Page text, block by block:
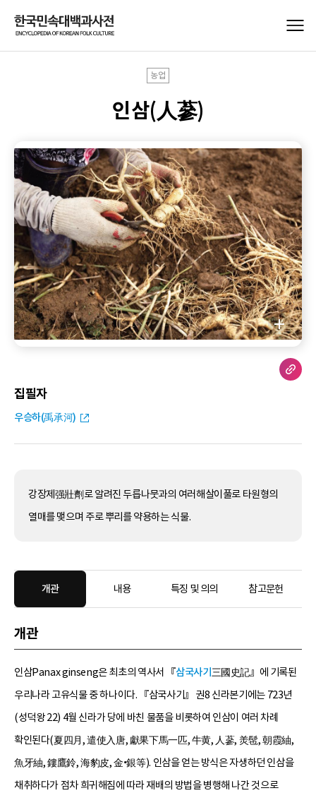
농업
인삼(人蔘)
집필자
우승하(禹承河)
강장제强壯劑로 알려진 두릅나뭇과의 여러해살이풀로 타원형의
열매를 맺으며 주로 뿌리를 약용하는 식물.
개관 내용 특징 및 의의 참고문헌
개관
인삼Panax ginseng은 최초의 역사서 『삼국사기 三國史記』에 기록된
우리나라 고유식물 중 하나이다. 『삼국사기』 권8 신라본기에는 723년
(성덕왕 22) 4월 신라가 당에 바친 물품을 비롯하여 인삼이 여러 차례
확인된다(夏四月, 遣使入唐, 獻果下馬一匹, 牛黄, 人蔘, 羙髢, 朝霞紬,
魚牙紬, 鏤鷹鈴, 海豹皮, 金•銀等). 인삼을 얻는 방식은 자생하던 인삼을
채취하다가 점차 희귀해짐에 따라 재배의 방법을 병행해 나간 것으로